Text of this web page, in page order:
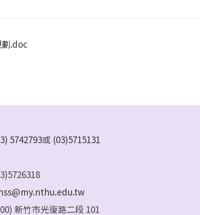
.doc
5742793或(03)5715131
新竹市光復路二段 101